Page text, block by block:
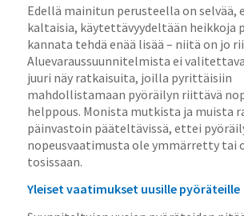
Edellä mainitun perusteella on selvää,
kaltaisia, käytettävyydeltään heikkoja
kannata tehdä enää lisää – niitä on jo
Aluevaraussuunnitelmista ei
juuri näy ratkaisuita, joilla pyrittäisiin
mahdollistamaan pyöräilyn riittävä
helppous. Monista mutkista ja muista
päinvastoin pääteltävissä, ettei
nopeusvaatimusta ole ymmärretty tai
tosissaan.
Yleiset vaatimukset uusille pyöräteille